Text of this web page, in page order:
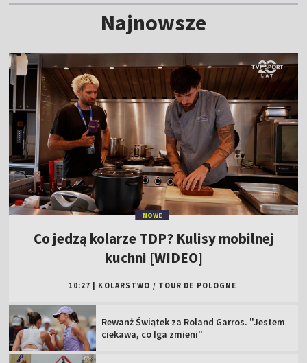
Najnowsze
NOWE
Co jedzą kolarze TDP? Kulisy mobilnej
kuchni [WIDEO]
10:27 KOLARSTWO / TOUR DE POLOGNE
Rewanż Świątek za Roland Garros. "Jestem
ciekawa, co Iga zmieni"